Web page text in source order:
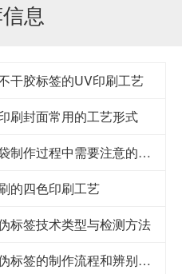
息
干胶标签的UV印刷工艺
刷封面常用的工艺形式
手提袋设计印刷-襄阳手提袋制作过程中需要注意的要点
的四色印刷工艺
标签技术类型与检测方法
宜昌防伪商标印刷-激光防伪标签的制作流程和辨别方法